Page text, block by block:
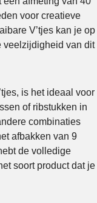
voor creatieve
V’tjes kan je op
veelzijdigheid van dit
is het ideaal voor
of ribstukken in
combinaties
afbakken van 9
de volledige
soort product dat je